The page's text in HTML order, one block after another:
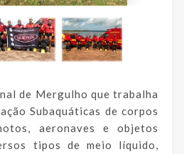
de Mergulho que trabalha
Subaquáticas de corpos
aeronaves e objetos
tipos de meio líquido,